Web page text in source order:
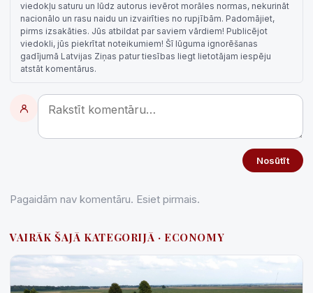
viedokļu saturu un lūdz autorus ievērot morāles normas, nekurināt
nacionālo un rasu naidu un izvairīties no rupjībām. Padomājiet,
pirms izsakāties. Jūs atbildat par saviem vārdiem! Publicējot
viedokli, jūs piekrītat noteikumiem! Šī lūguma ignorēšanas
gadījumā Latvijas Ziņas patur tiesības liegt lietotājam iespēju
atstāt komentārus.
Nosūtīt
Pagaidām nav komentāru. Esiet pirmais.
VAIRĀK ŠAJĀ KATEGORIJĀ · ECONOMY